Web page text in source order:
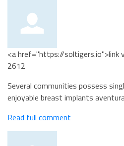
<a href="https://soltigers.io">link
2612
Several communities possess
enjoyable breast implants
Read full comment